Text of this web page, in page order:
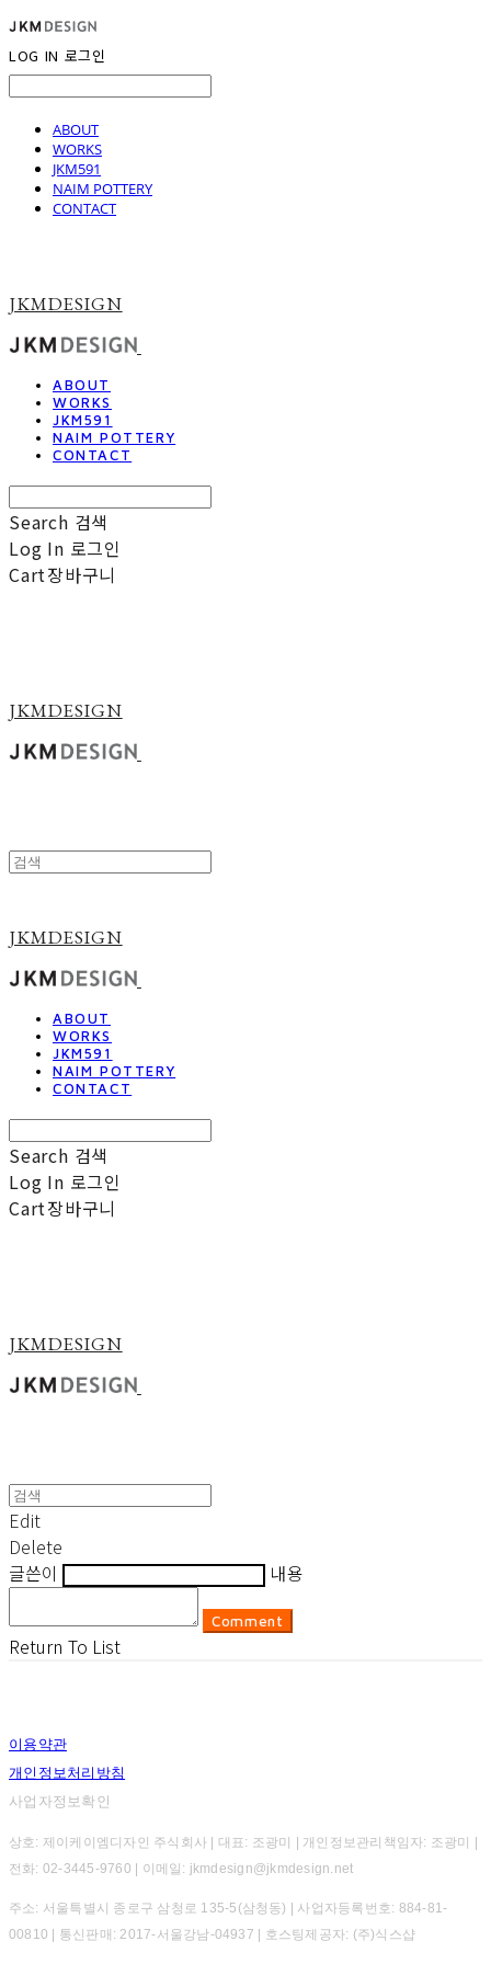
LOG IN 로그인
ABOUT
WORKS
JKM591
NAIM POTTERY
CONTACT
JKMDESIGN
ABOUT
WORKS
JKM591
NAIM POTTERY
CONTACT
Search 검색
Log In 로그인
Cart장바구니
JKMDESIGN
JKMDESIGN
ABOUT
WORKS
JKM591
NAIM POTTERY
CONTACT
Search 검색
Log In 로그인
Cart장바구니
JKMDESIGN
Edit
Delete
글쓴이
내용
Comment
Return To List
이용약관
개인정보처리방침
사업자정보확인
상호: 제이케이엠디자인 주식회사 | 대표: 조광미 | 개인정보관리책임자: 조광미 |
전화: 02-3445-9760 | 이메일: jkmdesign@jkmdesign.net
주소: 서울특별시 종로구 삼청로 135-5(삼청동) | 사업자등록번호: 884-81-
00810 | 통신판매:2017-서울강남-04937 | 호스팅제공자: (주)식스샵